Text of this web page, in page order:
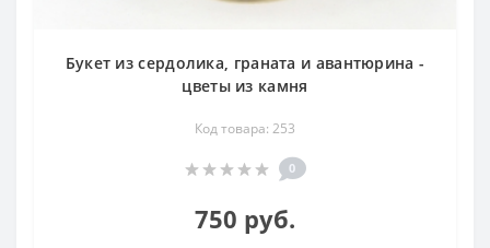
Букет из сердолика, граната и авантюрина -
цветы из камня
Код товара: 253
0
750 руб.